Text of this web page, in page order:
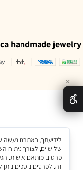
handmade jewelry
✕
שלישיים, לצורך ניתוח
פרסום מותאם אישית.
זה. לפרטים נוספים ניתן